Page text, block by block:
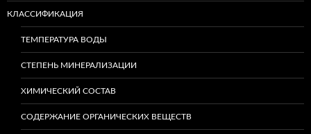
КЛАССИФИКАЦИЯ
ТЕМПЕРАТУРА ВОДЫ
СТЕПЕНЬ МИНЕРАЛИЗАЦИИ
ХИМИЧЕСКИЙ СОСТАВ
СОДЕРЖАНИЕ ОРГАНИЧЕСКИХ ВЕЩЕСТВ